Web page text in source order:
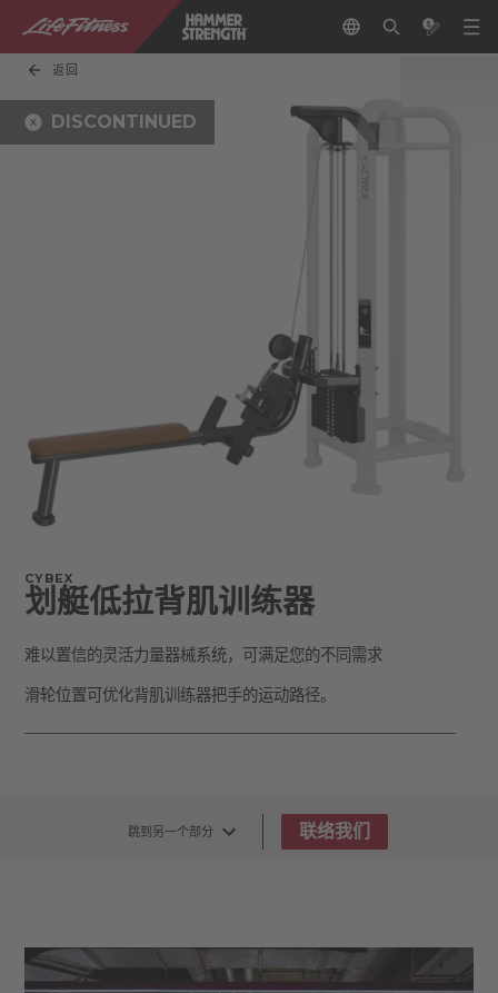
返回
DISCONTINUED
CYBEX
划艇低拉背肌训练器
难以置信的灵活力量器械系统，可满足您的不同需求
滑轮位置可优化背肌训练器把手的运动路径。
跳到另一个部分 联络我们